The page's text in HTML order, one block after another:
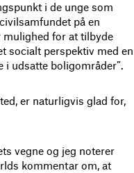
i de unge som
på en
mulighed for at tilbyde
socialt perspektiv med en
udsatte boligområder”.
er naturligvis glad for,
vegne og jeg noterer
kommentar om, at